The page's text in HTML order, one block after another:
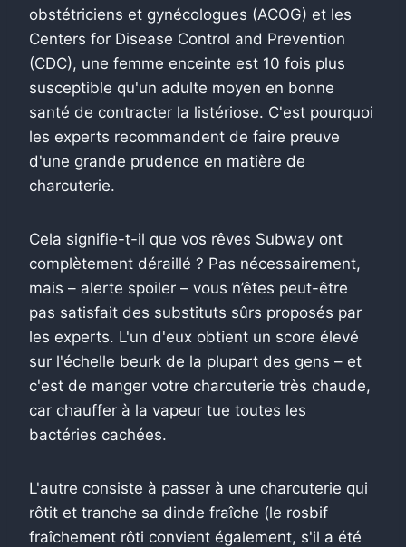
obstétriciens et gynécologues (ACOG) et les
Centers for Disease Control and Prevention
(CDC), une femme enceinte est 10 fois plus
susceptible qu'un adulte moyen en bonne
santé de contracter la listériose. C'est pourquoi
les experts recommandent de faire preuve
d'une grande prudence en matière de
charcuterie.
Cela signifie-t-il que vos rêves Subway ont
complètement déraillé ? Pas nécessairement,
mais – alerte spoiler – vous n’êtes peut-être
pas satisfait des substituts sûrs proposés par
les experts. L'un d'eux obtient un score élevé
sur l'échelle beurk de la plupart des gens – et
c'est de manger votre charcuterie très chaude,
car chauffer à la vapeur tue toutes les
bactéries cachées.
L'autre consiste à passer à une charcuterie qui
rôtit et tranche sa dinde fraîche (le rosbif
fraîchement rôti convient également, s'il a été